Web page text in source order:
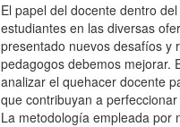
El papel del docente dentro
estudiantes en las diversas
presentado nuevos desafíos y
pedagogos debemos mejorar.
analizar el quehacer docente
que contribuyan a
La metodología empleada por